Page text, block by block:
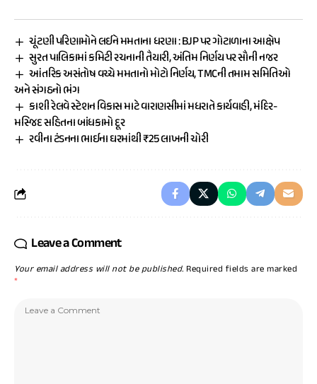
ચૂંટણી પરિણામોને લઈને મમતાના ધરણા : BJP પર ગોટાળાના આક્ષેપ
સુરત પાલિકામાં કમિટી રચનાની તૈયારી, અંતિમ નિર્ણય પર સૌની નજર
આંતરિક અસંતોષ વચ્ચે મમતાનો મોટો નિર્ણય, TMCની તમામ સમિતિઓ
અને સંગઠનો ભંગ
કાશી રેલવે સ્ટેશન વિકાસ માટે વારાણસીમાં મધરાતે કાર્યવાહી, મંદિર-
મસ્જિદ સહિતના બાંધકામો દૂર
રવીના ટંડનના ભાઈના ઘરમાંથી ₹25 લાખની ચોરી
Leave a Comment
Your email address will not be published. Required fields are marked
*